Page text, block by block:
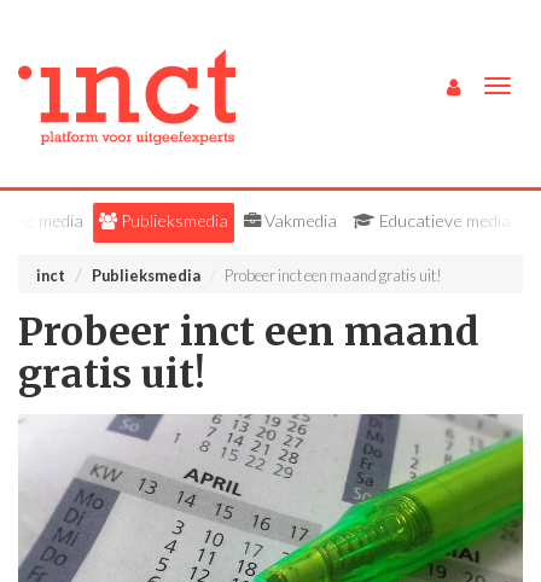
Alle media Publieksmedia Vakmedia Educatieve media
inct Publieksmedia Probeer inct een maand gratis uit!
Probeer inct een maand
gratis uit!